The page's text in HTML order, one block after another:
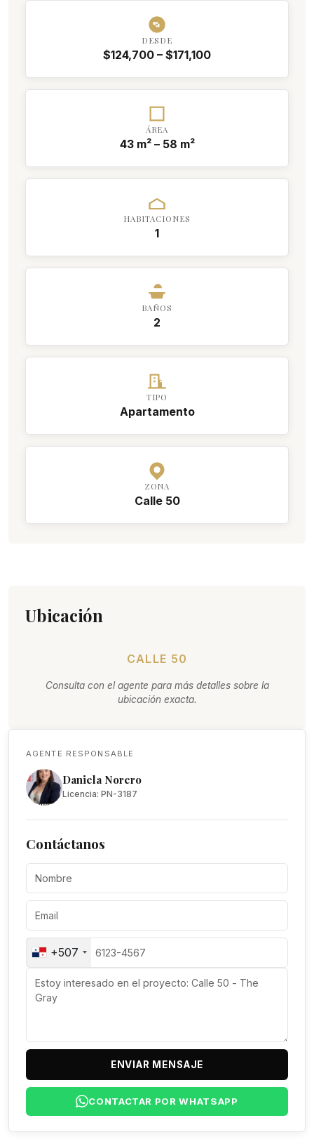
DESDE
$124,700 – $171,100
ÁREA
43 m² – 58 m²
HABITACIONES
1
BAÑOS
2
TIPO
Apartamento
ZONA
Calle 50
Ubicación
CALLE 50
Consulta con el agente para más detalles sobre la
ubicación exacta.
AGENTE RESPONSABLE
Daniela Norero
Licencia: PN-3187
Contáctanos
+507
ENVIAR MENSAJE
CONTACTAR POR WHATSAPP